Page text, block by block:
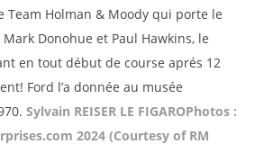
Team Holman & Moody qui porte le
Donohue et Paul Hawkins, le
en tout début de course aprés 12
Ford l’a donnée au musée
Sylvain REISER LE FIGAROPhotos :
2024 (Courtesy of RM